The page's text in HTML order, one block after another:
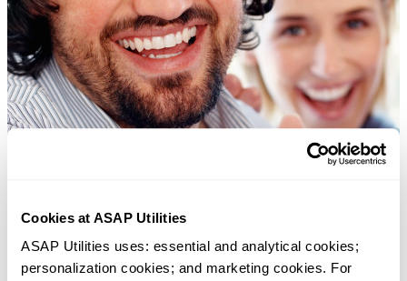
Cookies at ASAP Utilities
ASAP Utilities uses: essential and analytical cookies;
personalization cookies; and marketing cookies. For